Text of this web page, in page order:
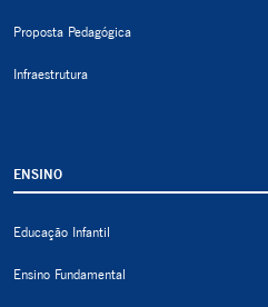
Proposta Pedagógica
Infraestrutura
ENSINO
Educação Infantil
Ensino Fundamental